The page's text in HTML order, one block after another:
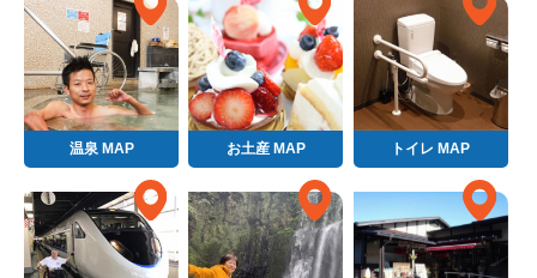
温泉 MAP お土産 MAP トイレ MAP